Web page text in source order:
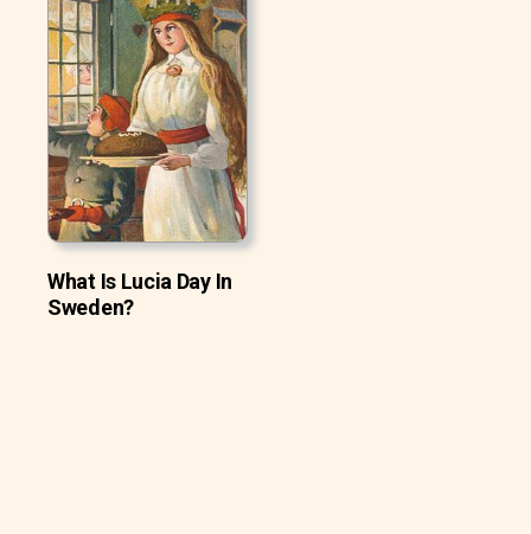
What Is Lucia Day In
Sweden?